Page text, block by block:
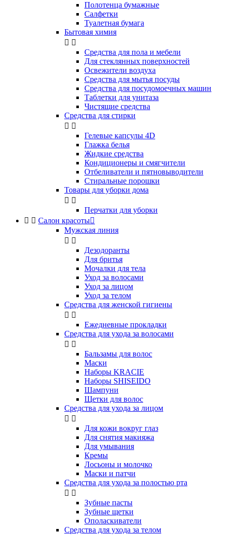
Полотенца бумажные
Салфетки
Туалетная бумага
Бытовая химия
 
Cредства для пола и мебели
Для стеклянных поверхностей
Освежители воздуха
Средства для мытья посуды
Средства для посудомоечных машин
Таблетки для унитаза
Чистящие средства
Средства для стирки
 
Гелевые капсулы 4D
Глажка белья
Жидкие средства
Кондиционеры и смягчители
Отбеливатели и пятновыводители
Стиральные порошки
Товары для уборки дома
 
Перчатки для уборки
  Салон красоты
Мужская линия
 
Дезодоранты
Для бритья
Мочалки для тела
Уход за волосами
Уход за лицом
Уход за телом
Средства для женской гигиены
 
Ежедневные прокладки
Средства для ухода за волосами
 
Бальзамы для волос
Маски
Наборы KRACIE
Наборы SHISEIDO
Шампуни
Щетки для волос
Средства для ухода за лицом
 
Для кожи вокруг глаз
Для снятия макияжа
Для умывания
Кремы
Лосьоны и молочко
Маски и патчи
Средства для ухода за полостью рта
 
Зубные пасты
Зубные щетки
Ополаскиватели
Средства для ухода за телом